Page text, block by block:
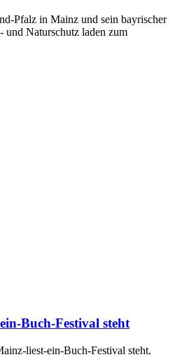
Pfalz in Mainz und sein bayrischer
und Naturschutz laden zum
Buch-Festival steht
liest-ein-Buch-Festival steht.